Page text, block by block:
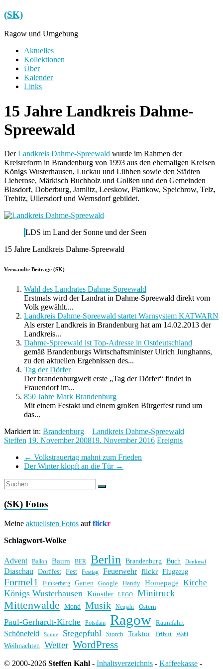
Zum
Inhalt
springen
(SK)
Ragow und Umgebung
Menü
Aktuelles
Kollektionen
Über
Kalender
Links
15 Jahre Landkreis Dahme-
Spreewald
DerLandkreis Dahme-Spreewald wurde im Rahmen der
Kreisreform in Brandenburg von 1993 aus den ehemaligen Kreisen
Königs Wusterhausen, Luckau und Lübben sowie den Städten
Lieberose, Märkisch Buchholz und Golßen und den Gemeinden
Blasdorf, Doberburg, Jamlitz, Leeskow, Plattkow, Speichrow, Telz,
Trebitz, Ullersdorf und Wernsdorf gebildet.
LDS im Land der Sonne und der Seen
15 Jahre Landkreis Dahme-Spreewald
Verwandte Beiträge (SK)
Wahl des Landrates Dahme-Spreewald
Erstmals wird der Landrat in Dahme-Spreewald direkt vom
Volk gewählt....
Landkreis Dahme-Spreewald startet Warnsystem KATWARN
Als erster Landkreis in Brandenburg hat am 14.02.2013 der
Landkreis...
Dahme-Spreewald ist Top-Adresse in Ostdeutschland
gemäß Brandenburgs Wirtschaftsminister Ulrich Junghanns,
zu den aktuellen Ergebnissen des...
Tag der Dörfer
Der brandenburgweit erste „Tag der Dörfer“ findet in
Frauendorf im...
850 Jahre Mark Brandenburg
Mit einem Festakt und einem großen Bürgerfest rund um
das...
Markiert in: Brandenburg
Landkreis Dahme-Spreewald
Steffen 19. November 200819. November 2016 Ereignis
← Volkstrauertag mahnt zum Frieden
Der Winter klopft an die Tür →
(SK) Fotos
Meine aktuellsten Fotos aufflickr
Schlagwort-Wolke
Advent Ballon Baum BER Berlin Brandenburg Buch Denkmal
Diaschau Dorffest Fest Festtag Feuerwehr flickr Flugzeug
Formel1 Funkerberg Garten Google Handy Homepage Kirche
Königs Wusterhausen Künstler LEGO Minitruck
Mittenwalde Mond Musik Neujahr Ostern
Paul-Gerhardt-Kirche Potsdam Ragow Raumfahrt
Schönefeld Sonne Stegepfuhl Storch Traktor Tribut Wahl
Weihnachten Wetter WordPress
© 2000-2026 Steffen Kahl - Inhaltsverzeichnis - Kaffeekasse -